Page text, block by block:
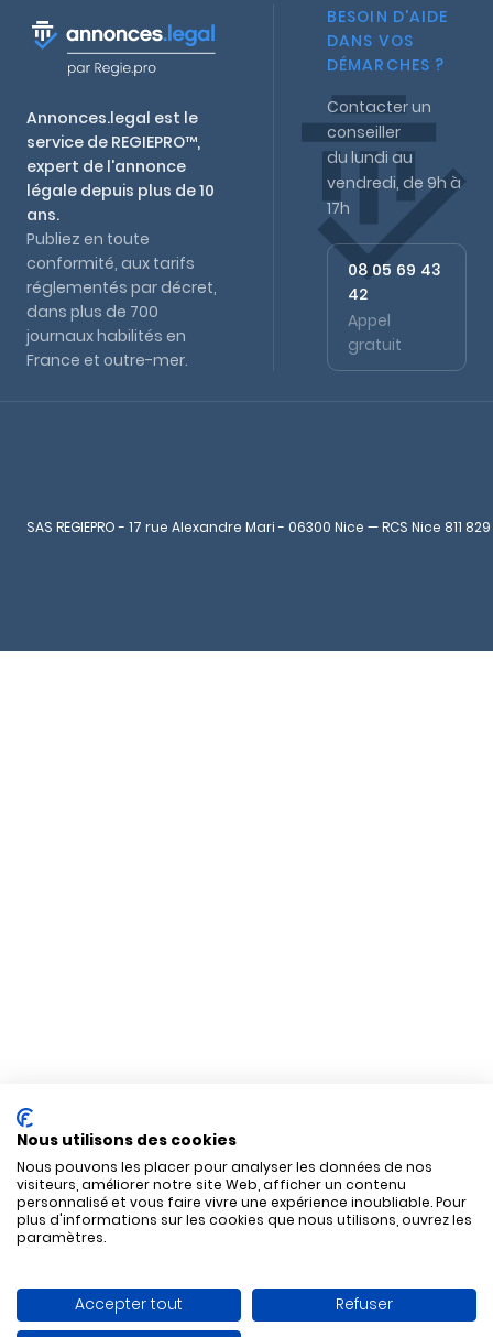
Annonces.legal est le
service de REGIEPRO™,
expert de l'annonce
légale depuis plus de 10
ans.
Publiez en toute
conformité, aux tarifs
réglementés par décret,
dans plus de 700
journaux habilités en
France et outre-mer.
BESOIN D'AIDE
DANS VOS
DÉMARCHES ?
Contacter un
conseiller
du lundi au
vendredi, de 9h à
17h
08 05 69 43
42
Appel
gratuit
SAS REGIEPRO - 17 rue Alexandre Mari - 06300 Nice — RCS Nice 811
Nous utilisons des cookies
Nous pouvons les placer pour analyser les données de nos
visiteurs, améliorer notre site Web, afficher un contenu
personnalisé et vous faire vivre une expérience inoubliable. Pour
plus d'informations sur les cookies que nous utilisons, ouvrez les
paramètres.
Accepter tout
Refuser